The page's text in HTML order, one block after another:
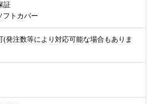
証
フトカバー
(発注数等により対応可能な場合もありま